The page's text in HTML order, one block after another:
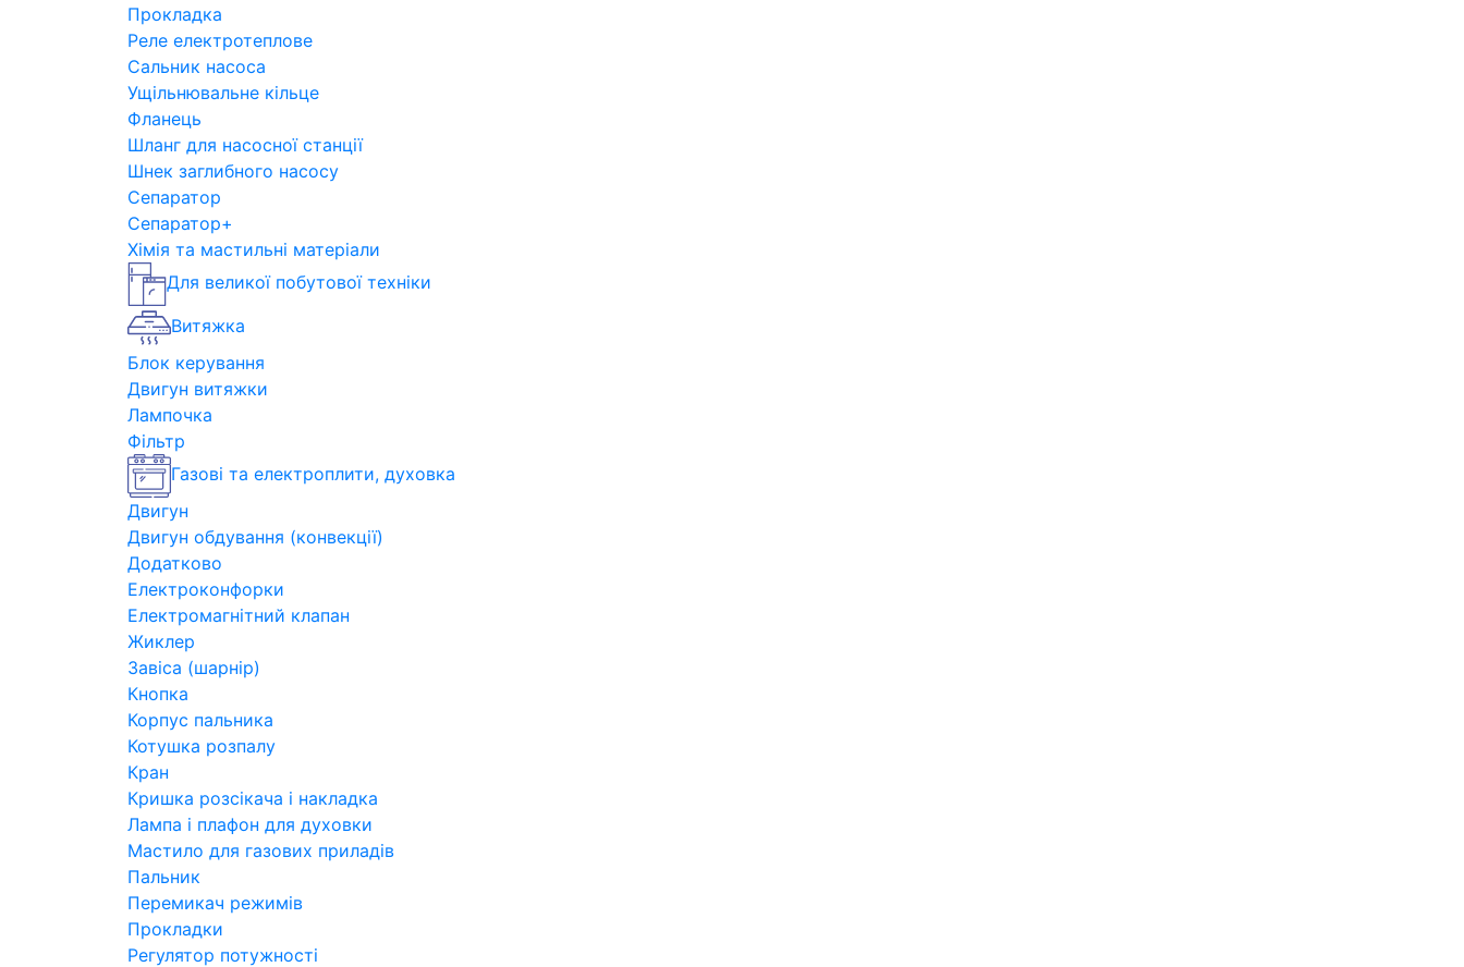
Прокладка
Реле електротеплове
Сальник насоса
Ущільнювальне кільце
Фланець
Шланг для насосної станції
Шнек заглибного насосу
Сепаратор
Сепаратор+
Хімія та мастильні матеріали
Для великої побутової техніки
Витяжка
Блок керування
Двигун витяжки
Лампочка
Фільтр
Газові та електроплити, духовка
Двигун
Двигун обдування (конвекції)
Додатково
Електроконфорки
Електромагнітний клапан
Жиклер
Завіса (шарнір)
Кнопка
Корпус пальника
Котушка розпалу
Кран
Кришка розсікача і накладка
Лампа і плафон для духовки
Мастило для газових приладів
Пальник
Перемикач режимів
Прокладки
Регулятор потужності